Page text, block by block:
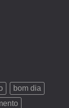
bom dia